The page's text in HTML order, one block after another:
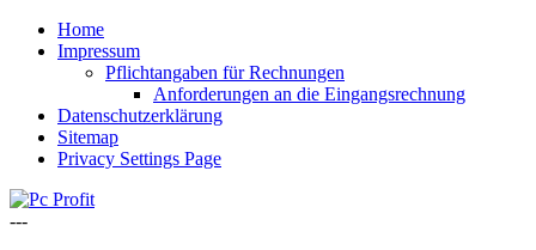
Home
Impressum
Pflichtangaben für Rechnungen
Anforderungen an die Eingangsrechnung
Datenschutzerklärung
Sitemap
Privacy Settings Page
---